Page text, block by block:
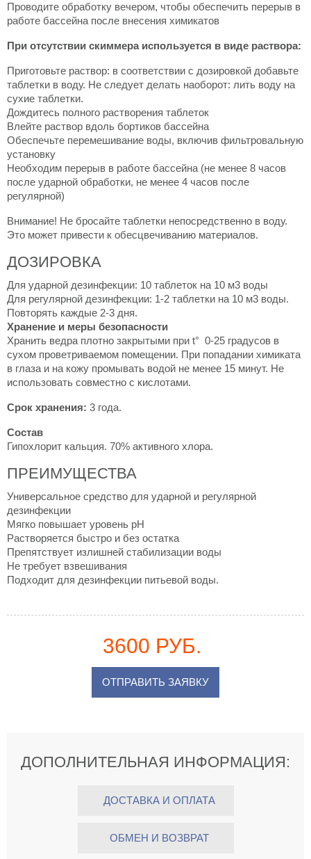
Проводите обработку вечером, чтобы обеспечить перерыв в
работе бассейна после внесения химикатов
При отсутствии скиммера используется в виде раствора:
Приготовьте раствор: в соответствии с дозировкой добавьте
таблетки в воду. Не следует делать наоборот: лить воду на
сухие таблетки.
Дождитесь полного растворения таблеток
Влейте раствор вдоль бортиков бассейна
Обеспечьте перемешивание воды, включив фильтровальную
установку
Необходим перерыв в работе бассейна (не менее 8 часов
после ударной обработки, не менее 4 часов после
регулярной)
Внимание! Не бросайте таблетки непосредственно в воду.
Это может привести к обесцвечиванию материалов.
ДОЗИРОВКА
Для ударной дезинфекции: 10 таблеток на 10 м3 воды
Для регулярной дезинфекции: 1-2 таблетки на 10 м3 воды.
Повторять каждые 2-3 дня.
Хранение и меры безопасности
Хранить ведра плотно закрытыми при t° 0-25 градусов в
сухом проветриваемом помещении. При попадании химиката
в глаза и на кожу промывать водой не менее 15 минут. Не
использовать совместно с кислотами.
Срок хранения: 3 года.
Состав
Гипохлорит кальция. 70% активного хлора.
ПРЕИМУЩЕСТВА
Универсальное средство для ударной и регулярной
дезинфекции
Мягко повышает уровень pH
Растворяется быстро и без остатка
Препятствует излишней стабилизации воды
Не требует взвешивания
Подходит для дезинфекции питьевой воды.
3600 РУБ.
ОТПРАВИТЬ ЗАЯВКУ
ДОПОЛНИТЕЛЬНАЯ ИНФОРМАЦИЯ:
ДОСТАВКА И ОПЛАТА
ОБМЕН И ВОЗВРАТ